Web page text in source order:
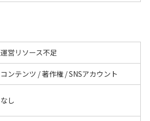
運営リソース不足
コンテンツ / 著作権 / SNSアカウント
なし